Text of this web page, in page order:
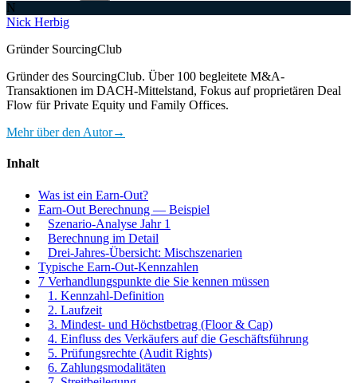
N
Nick Herbig
Gründer SourcingClub
Gründer des SourcingClub. Über 100 begleitete M&A-
Transaktionen im DACH-Mittelstand, Fokus auf proprietären Deal
Flow für Private Equity und Family Offices.
Mehr über den Autor→
Inhalt
Was ist ein Earn-Out?
Earn-Out Berechnung — Beispiel
Szenario-Analyse Jahr 1
Berechnung im Detail
Drei-Jahres-Übersicht: Mischszenarien
Typische Earn-Out-Kennzahlen
7 Verhandlungspunkte die Sie kennen müssen
1. Kennzahl-Definition
2. Laufzeit
3. Mindest- und Höchstbetrag (Floor & Cap)
4. Einfluss des Verkäufers auf die Geschäftsführung
5. Prüfungsrechte (Audit Rights)
6. Zahlungsmodalitäten